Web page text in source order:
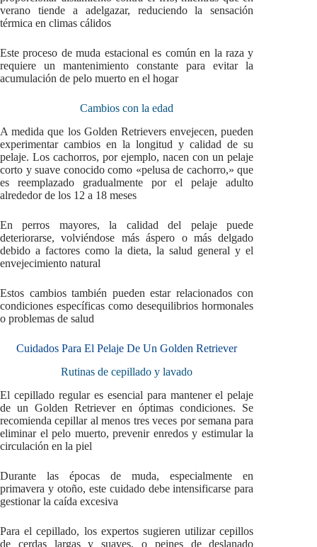
verano tiende a adelgazar, reduciendo la sensación
térmica en climas cálidos
Este proceso de muda estacional es común en la raza y
requiere un mantenimiento constante para evitar la
acumulación de pelo muerto en el hogar
Cambios con la edad
A medida que los Golden Retrievers envejecen, pueden
experimentar cambios en la longitud y calidad de su
pelaje. Los cachorros, por ejemplo, nacen con un pelaje
corto y suave conocido como «pelusa de cachorro,» que
es reemplazado gradualmente por el pelaje adulto
alrededor de los 12 a 18 meses
En perros mayores, la calidad del pelaje puede
deteriorarse, volviéndose más áspero o más delgado
debido a factores como la dieta, la salud general y el
envejecimiento natural
Estos cambios también pueden estar relacionados con
condiciones específicas como desequilibrios hormonales
o problemas de salud
Cuidados Para El Pelaje De Un Golden Retriever
Rutinas de cepillado y lavado
El cepillado regular es esencial para mantener el pelaje
de un Golden Retriever en óptimas condiciones. Se
recomienda cepillar al menos tres veces por semana para
eliminar el pelo muerto, prevenir enredos y estimular la
circulación en la piel
Durante las épocas de muda, especialmente en
primavera y otoño, este cuidado debe intensificarse para
gestionar la caída excesiva
Para el cepillado, los expertos sugieren utilizar cepillos
de cerdas largas y suaves, o peines de deslanado